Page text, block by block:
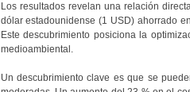
Los resultados revelan una relación
dólar estadounidense (1 USD) ahorrado
Este descubrimiento posiciona la
medioambiental.
Un descubrimiento clave es que se